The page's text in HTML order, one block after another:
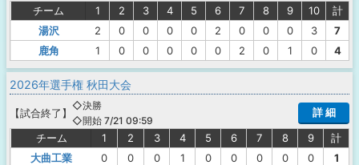
チーム 1 2 3 4 5 6 7 8 9 10
計
湯沢
2 0 0 0 0 2 0 0 0 3
7
鹿角
1 0 0 0 0 0 2 0 1 0 4
2026年選手権 秋田大会
【試合終了 】
◇決勝
◇開始 7/21 09:59
詳 細
チーム 1 2 3 4 5 6 7 8 9
計
大曲工業
0 0 0 1 0 0 0 0 0
1